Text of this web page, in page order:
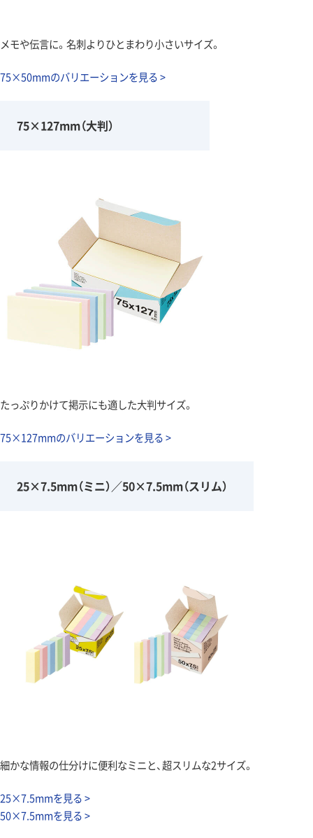
メモや伝言に。名刺よりひとまわり小さいサイズ。
75×50mmのバリエーションを見る >
75×127mm（大判）
たっぷりかけて掲示にも適した大判サイズ。
75×127mmのバリエーションを見る >
25×7.5mm（ミニ）／50×7.5mm（スリム）
細かな情報の仕分けに便利なミニと、超スリムな2サイズ。
25×7.5mmを見る >
50×7.5mmを見る >